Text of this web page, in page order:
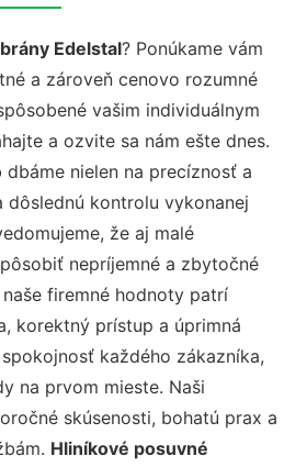
Edelstal? Ponúkame vám
a zároveň cenovo rozumné
vašim individuálnym
a ozvite sa nám ešte dnes.
dbáme nielen na precíznosť a
dôslednú kontrolu vykonanej
že aj malé
nepríjemné a zbytočné
firemné hodnoty patrí
korektný prístup a úprimná
každého zákazníka,
na prvom mieste. Naši
skúsenosti, bohatú prax a
Hliníkové posuvné